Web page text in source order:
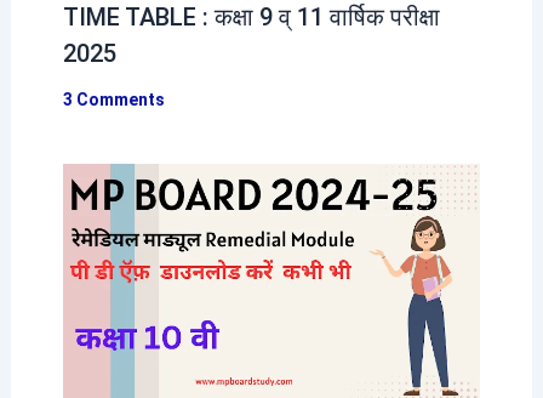
TIME TABLE : कक्षा 9 व् 11 वार्षिक परीक्षा
2025
3 Comments